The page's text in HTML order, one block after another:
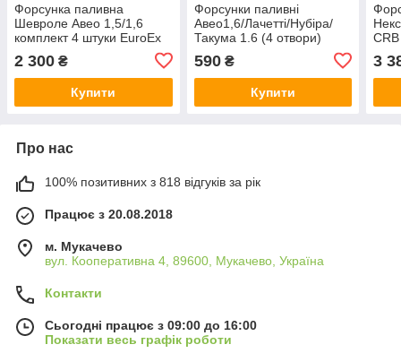
Форсунка паливна
Шевроле Авео 1,5/1,6
комплект 4 штуки EuroEx
2 300 ₴
Купити
Форсунки паливні
Авео1,6/Лачетті/Нубіра/
Такума 1.6 (4 отвори)
590₴
Купити
3
Про нас
100% позитивних з 818 відгуків за рік
Працює з 20.08.2018
м. Мукачево
вул. Кооперативна 4, 89600, Мукачево, Україна
Контакти
Сьогодні працює з 09:00 до 16:00
Показати весь графік роботи